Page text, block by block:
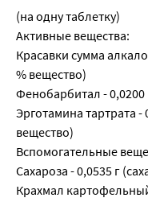
(на одну таблетку)
Активные вещества:
Красавки сумма
% вещество)
Фенобарбитал - 0,0200
Эрготамина тартрата -
вещество)
Вспомогательные
Сахароза - 0,0535 г
Крахмал